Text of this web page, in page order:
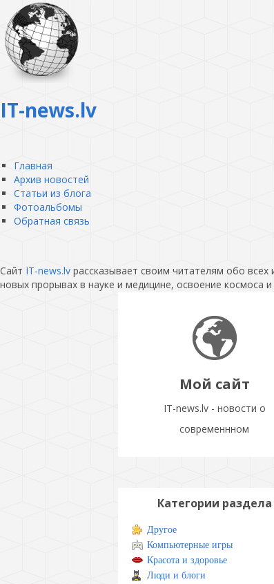
IT-news.lv
Главная
Архив новостей
Статьи из блога
Фотоальбомы
Обратная связь
Сайт IT-news.lv рассказывает своим читателям обо
новых прорывах в науке и медицине, освоение космоса и
Мой сайт
IT-news.lv - новости о
современнном
Категории раздела
Другое
Компьютерные игры
Красота и здоровье
Люди и блоги